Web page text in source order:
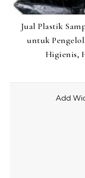
Jual Plastik
untuk
Higienis,
Add